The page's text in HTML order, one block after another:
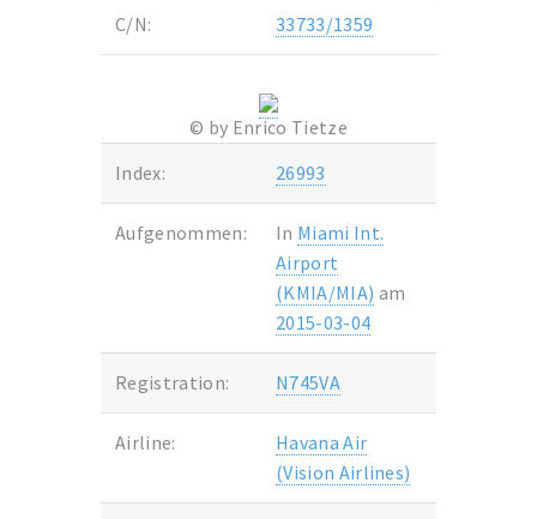
C/N: 33733/1359
© by Enrico Tietze
Index:
26993
Aufgenommen: In Miami Int.
Airport
(KMIA/MIA) am
2015-03-04
Registration: N745VA
Airline:
Havana Air
(Vision Airlines)